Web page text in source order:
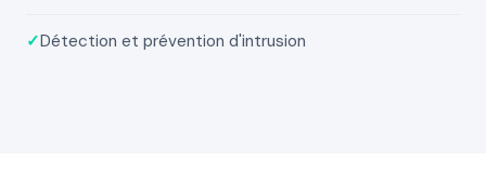
✓Détection et prévention d'intrusion